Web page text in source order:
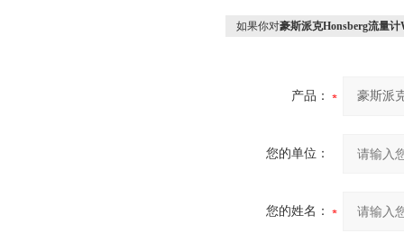
如果你对豪斯派克Honsberg流量计
产品：
您的单位：
您的姓名：